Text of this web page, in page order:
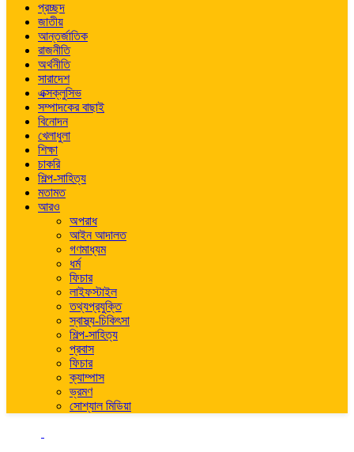
প্রচ্ছদ
জাতীয়
আন্তর্জাতিক
রাজনীতি
অর্থনীতি
সারাদেশ
এক্সক্লুসিভ
সম্পাদকের বাছাই
বিনোদন
খেলাধুলা
শিক্ষা
চাকরি
শিল্প-সাহিত্য
মতামত
আরও
অপরাধ
আইন আদালত
গণমাধ্যম
ধর্ম
ফিচার
লাইফস্টাইল
তথ্যপ্রযুক্তি
স্বাস্থ্য-চিকিৎসা
শিল্প-সাহিত্য
প্রবাস
ফিচার
ক্যাম্পাস
ভ্রমণ
সোশ্যাল মিডিয়া